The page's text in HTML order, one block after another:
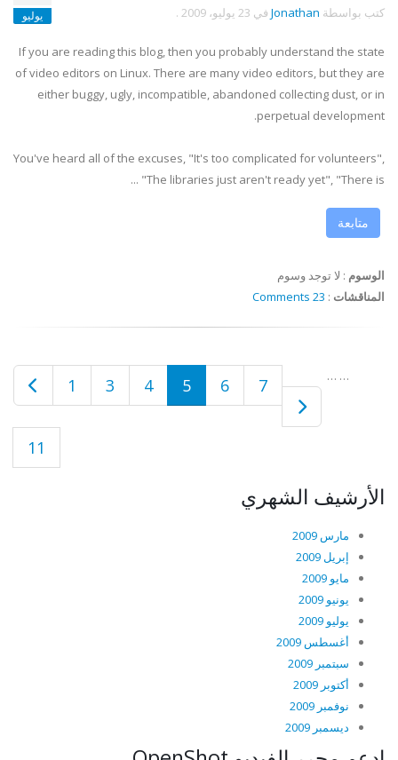
يوليو كتب بواسطة Jonathan في 23 يوليو، 2009 .
If you are reading this blog, then you probably understand the state
of video editors on Linux. There are many video editors, but they are
either buggy, ugly, incompatible, abandoned collecting dust, or in
perpetual development.
You've heard all of the excuses, "It's too complicated for volunteers",
"The libraries just aren't ready yet", "There is ...
متابعة
الوسوم : لا توجد وسوم
المناقشات :
23 Comments
1 …
3 4 5 6 7 …
11
الأرشيف الشهري
مارس 2009
إبريل 2009
مايو 2009
يونيو 2009
يوليو 2009
أغسطس 2009
سبتمبر 2009
أكتوبر 2009
نوفمبر 2009
ديسمبر 2009